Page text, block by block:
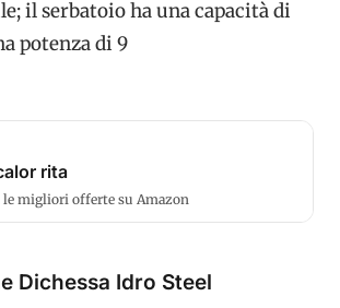
il serbatoio ha una capacità di
potenza di 9
rita
le migliori offerte su Amazon
Dichessa Idro Steel